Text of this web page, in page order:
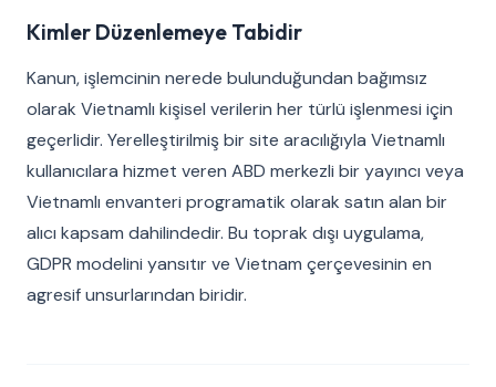
Kimler Düzenlemeye Tabidir
Kanun, işlemcinin nerede bulunduğundan bağımsız
olarak Vietnamlı kişisel verilerin her türlü işlenmesi için
geçerlidir. Yerelleştirilmiş bir site aracılığıyla Vietnamlı
kullanıcılara hizmet veren ABD merkezli bir yayıncı veya
Vietnamlı envanteri programatik olarak satın alan bir
alıcı kapsam dahilindedir. Bu toprak dışı uygulama,
GDPR modelini yansıtır ve Vietnam çerçevesinin en
agresif unsurlarından biridir.